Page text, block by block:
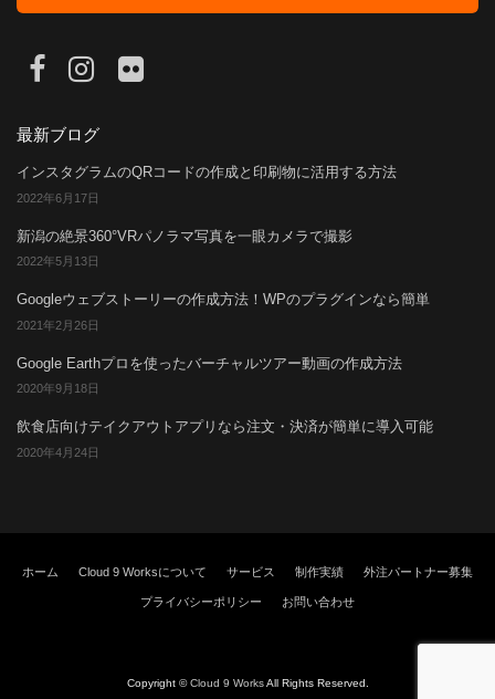
最新ブログ
インスタグラムのQRコードの作成と印刷物に活用する方法
2022年6月17日
新潟の絶景360°VRパノラマ写真を一眼カメラで撮影
2022年5月13日
Googleウェブストーリーの作成方法！WPのプラグインなら簡単
2021年2月26日
Google Earthプロを使ったバーチャルツアー動画の作成方法
2020年9月18日
飲食店向けテイクアウトアプリなら注文・決済が簡単に導入可能
2020年4月24日
ホーム Cloud 9 Worksについて サービス 制作実績 外注パートナー募集
プライバシーポリシー お問い合わせ
Copyright ©Cloud 9 WorksAll Rights Reserved.